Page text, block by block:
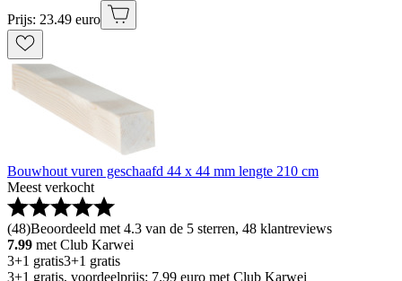
Prijs: 23.49 euro
Bouwhout vuren geschaafd 44 x 44 mm lengte 210 cm
Meest verkocht
(48)Beoordeeld met 4.3 van de 5 sterren, 48 klantreviews
7.99 met Club Karwei
3+1 gratis3+1 gratis
3+1 gratis, voordeelprijs: 7.99 euro met Club Karwei